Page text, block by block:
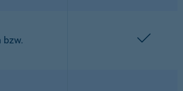
bzw.